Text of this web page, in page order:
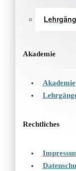
Akademie
Akademie
Rechtliches